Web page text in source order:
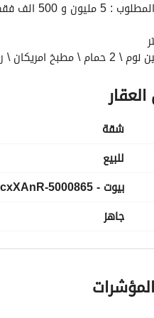
فقط بدون فوايد
\ ريسبشن
للجامعة الامريكية ومباشرة
شقة
للبيع
بيوت - 5000865-cxXAnR
جاهز